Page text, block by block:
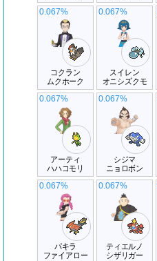
コクラン
ムクホーク
0.067%
スイレン
オニシズクモ
0.067%
アーティ
ハハコモリ
0.067%
シジマ
ニョロボン
0.067%
パキラ
ファイアロー
0.067%
ティエルノ
シザリガー
0.067%